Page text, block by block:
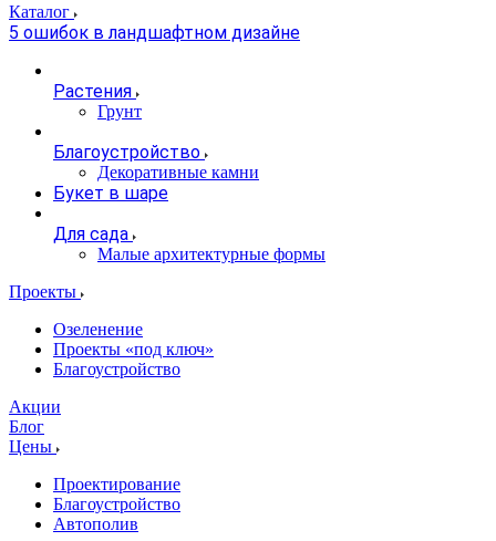
Каталог
5 ошибок в ландшафтном дизайне
Растения
Грунт
Благоустройство
Декоративные камни
Букет в шаре
Для сада
Малые архитектурные формы
Проекты
Озеленение
Проекты «под ключ»
Благоустройство
Акции
Блог
Цены
Проектирование
Благоустройство
Автополив